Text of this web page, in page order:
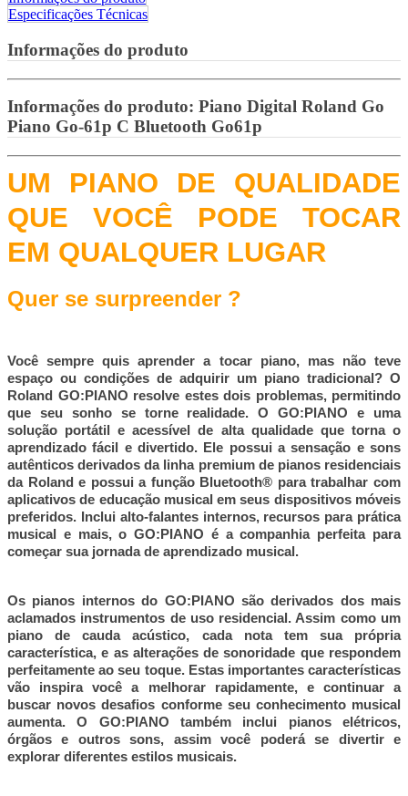
Especificações Técnicas
Informações do produto
Informações do produto: Piano Digital Roland Go
Piano Go-61p C Bluetooth Go61p
UM PIANO DE QUALIDADE
QUE VOCÊ PODE TOCAR
EM QUALQUER LUGAR
Quer se surpreender ?
Você sempre quis aprender a tocar piano, mas não teve
espaço ou condições de adquirir um piano tradicional? O
Roland GO:PIANO resolve estes dois problemas, permitindo
que seu sonho se torne realidade. O GO:PIANO e uma
solução portátil e acessível de alta qualidade que torna o
aprendizado fácil e divertido. Ele possui a sensação e sons
autênticos derivados da linha premium de pianos residenciais
da Roland e possui a função Bluetooth® para trabalhar com
aplicativos de educação musical em seus dispositivos móveis
preferidos. Inclui alto-falantes internos, recursos para prática
musical e mais, o GO:PIANO é a companhia perfeita para
começar sua jornada de aprendizado musical.
Os pianos internos do GO:PIANO são derivados dos mais
aclamados instrumentos de uso residencial. Assim como um
piano de cauda acústico, cada nota tem sua própria
característica, e as alterações de sonoridade que respondem
perfeitamente ao seu toque. Estas importantes características
vão inspira você a melhorar rapidamente, e continuar a
buscar novos desafios conforme seu conhecimento musical
aumenta. O GO:PIANO também inclui pianos elétricos,
órgãos e outros sons, assim você poderá se divertir e
explorar diferentes estilos musicais.